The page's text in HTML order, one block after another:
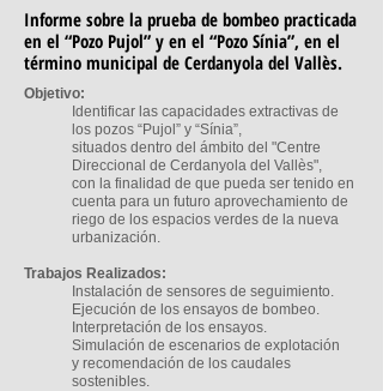
Informe sobre la prueba de bombeo practicada
en el “Pozo Pujol” y en el “Pozo Sínia”, en el
término municipal de Cerdanyola del Vallès.
Objetivo:
Identificar las capacidades extractivas de
los pozos “Pujol” y “Sínia”,
situados dentro del ámbito del "Centre
Direccional de Cerdanyola del Vallès",
con la finalidad de que pueda ser tenido en
cuenta para un futuro aprovechamiento de
riego de los espacios verdes de la nueva
urbanización.
Trabajos Realizados:
Instalación de sensores de seguimiento.
Ejecución de los ensayos de bombeo.
Interpretación de los ensayos.
Simulación de escenarios de explotación
y recomendación de los caudales
sostenibles.